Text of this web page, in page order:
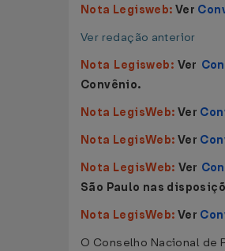
Nota Legisweb: Ver
Ver redação anterior
Nota Legisweb: Ver
Convênio.
Nota LegisWeb: Ver
Nota LegisWeb: Ver
Nota LegisWeb: Ver
São Paulo nas
Nota LegisWeb: Ver
O Conselho Nacional de